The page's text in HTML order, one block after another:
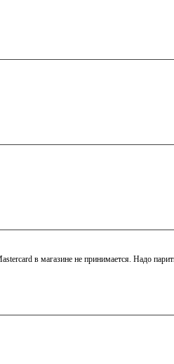
в магазине не принимается. Надо